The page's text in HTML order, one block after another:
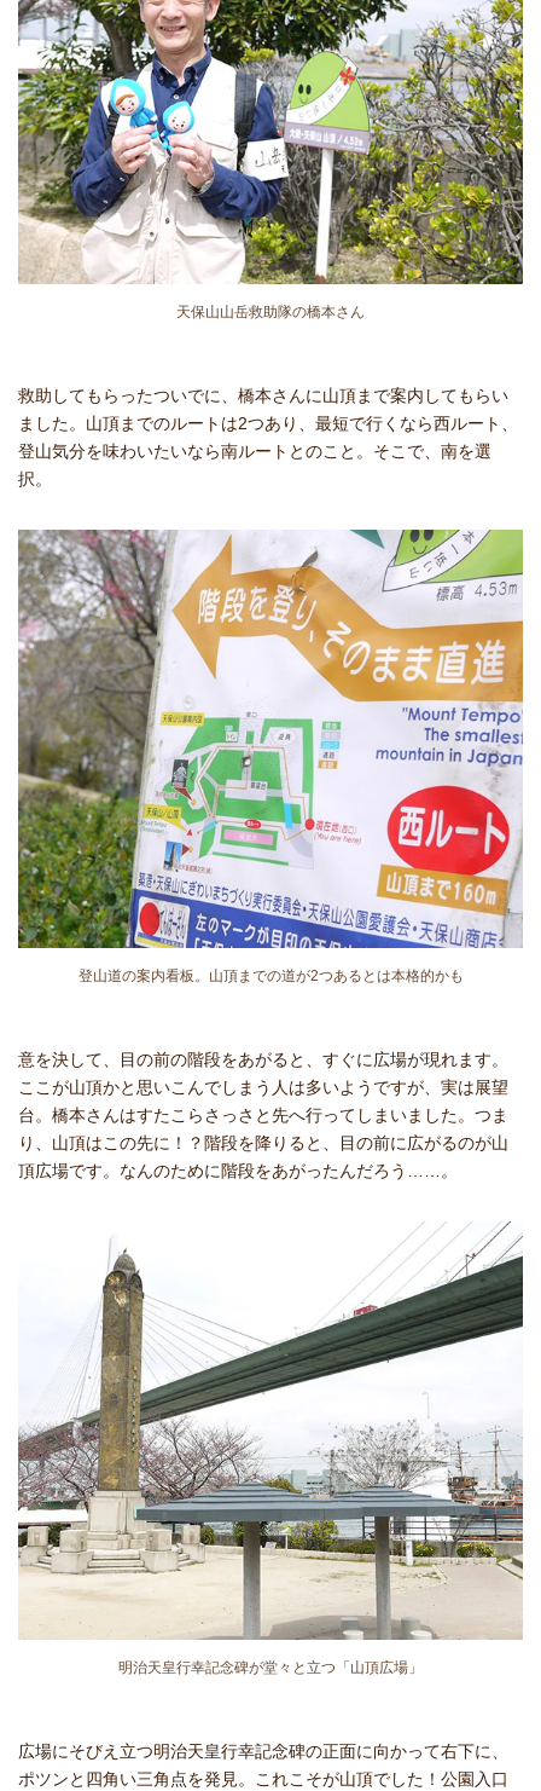
天保山山岳救助隊の橋本さん
救助してもらったついでに、橋本さんに山頂まで案内してもらい
ました。山頂までのルートは2つあり、最短で行くなら西ルート、
登山気分を味わいたいなら南ルートとのこと。そこで、南を選
択。
登山道の案内看板。山頂までの道が2つあるとは本格的かも
意を決して、目の前の階段をあがると、すぐに広場が現れます。
ここが山頂かと思いこんでしまう人は多いようですが、実は展望
台。橋本さんはすたこらさっさと先へ行ってしまいました。つま
り、山頂はこの先に！？階段を降りると、目の前に広がるのが山
頂広場です。なんのために階段をあがったんだろう……。
明治天皇行幸記念碑が堂々と立つ「山頂広場」
広場にそびえ立つ明治天皇行幸記念碑の正面に向かって右下に、
ポツンと四角い三角点を発見。これこそが山頂でした！公園入口